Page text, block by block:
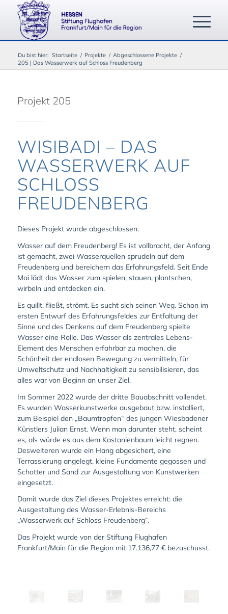
Du bist hier: Startseite / Projekte / Abgeschlossene Projekte /
205 | Das Wasserwerk auf Schloss Freudenberg
Projekt 205
WISIBADI – DAS
WASSERWERK AUF
SCHLOSS F
REUDENBERG
Dieses Projekt wurde abgeschlossen.
Wasser auf dem Freudenberg! Es ist vollbracht, der Anfang
ist gemacht, zwei Wasserquellen sprudeln auf dem
Freudenberg und bereichern das Erfahrungsfeld. Seit Ende
Mai lädt das Wasser zum spielen, stauen, plantschen,
wirbeln und entdecken ein.
Es quillt, fließt, strömt. Es sucht sich seinen Weg. Schon im
ersten Entwurf des Erfahrungsfeldes zur Entfaltung der
Sinne und des Denkens auf dem Freudenberg spielte
Wasser eine Rolle. Das Wasser als zentrales Lebens-
Element des Menschen erfahrbar zu machen, die
Schönheit der endlosen Bewegung zu vermitteln, für
Umweltschutz und Nachhaltigkeit zu sensibilisieren, das
alles war von Beginn an unser Ziel.
Im Sommer 2022 wurde der dritte Bauabschnitt vollendet.
Es wurden Wasserkunstwerke ausgebaut bzw. installiert,
zum Beispiel den „Baumtropfen“ des jungen Wiesbadener
Künstlers Julian Ernst. Wenn man darunter steht, scheint
es, als würde es aus dem Kastanienbaum leicht regnen.
Desweiteren wurde ein Hang abgesichert, eine
Terrassierung angelegt, kleine Fundamente gegossen und
Schotter und Sand zur Ausgestaltung von Kunstwerken
eingesetzt.
Damit wurde das Ziel dieses Projektes erreicht: die
Ausgestaltung des Wasser-Erlebnis-Bereichs
„Wasserwerk auf Schloss Freudenberg“.
Das Projekt wurde von der Stiftung Flughafen
Frankfurt/Main für die Region mit 17.136,77 € bezuschusst.